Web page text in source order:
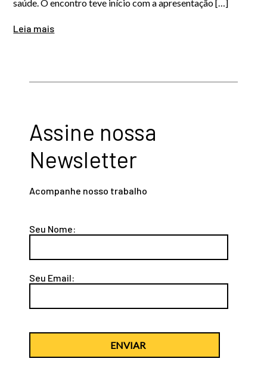
saúde. O encontro teve início com a apresentação […]
Leia mais
Assine nossa
Newsletter
Acompanhe nosso trabalho
Seu Nome:
Seu Email:
ENVIAR